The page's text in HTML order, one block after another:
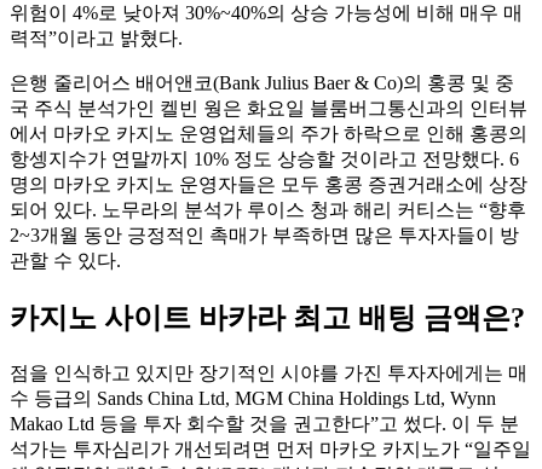
위험이 4%로 낮아져 30%~40%의 상승 가능성에 비해 매우 매
력적”이라고 밝혔다.
은행 줄리어스 배어앤코(Bank Julius Baer & Co)의 홍콩 및 중
국 주식 분석가인 켈빈 웡은 화요일 블룸버그통신과의 인터뷰
에서 마카오 카지노 운영업체들의 주가 하락으로 인해 홍콩의
항셍지수가 연말까지 10% 정도 상승할 것이라고 전망했다. 6
명의 마카오 카지노 운영자들은 모두 홍콩 증권거래소에 상장
되어 있다. 노무라의 분석가 루이스 청과 해리 커티스는 “향후
2~3개월 동안 긍정적인 촉매가 부족하면 많은 투자자들이 방
관할 수 있다.
카지노 사이트 바카라 최고 배팅 금액은?
점을 인식하고 있지만 장기적인 시야를 가진 투자자에게는 매
수 등급의 Sands China Ltd, MGM China Holdings Ltd, Wynn
Makao Ltd 등을 투자 회수할 것을 권고한다”고 썼다. 이 두 분
석가는 투자심리가 개선되려면 먼저 마카오 카지노가 “일주일